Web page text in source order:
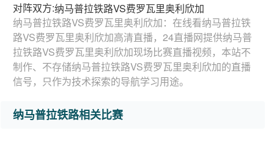
对阵双方:纳马普拉铁路VS费罗瓦里奥利欣加
纳马普拉铁路VS费罗瓦里奥利欣加：在线看纳马普拉铁
路VS费罗瓦里奥利欣加高清直播，24直播网提供纳马普
拉铁路VS费罗瓦里奥利欣加现场比赛直播视频，本站不
制作、不存储纳马普拉铁路VS费罗瓦里奥利欣加的直播
信号，只作为技术探索的导航学习用途。
纳马普拉铁路相关比赛